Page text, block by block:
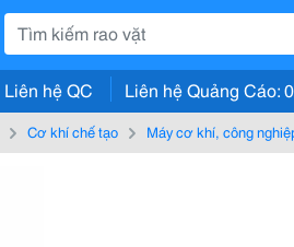
Liên hệ QC Liên hệ Quảng Cáo:
Cơ khí chế tạo Máy cơ khí, công